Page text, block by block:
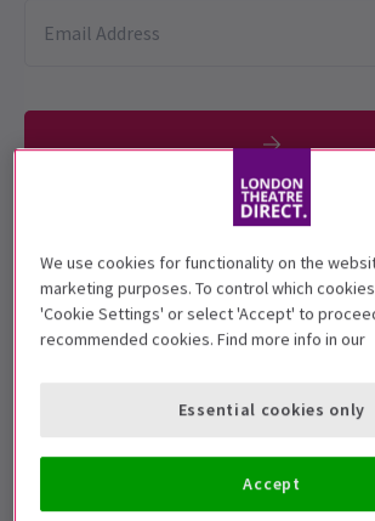
años en el recinto
Fechas de función
30 April - 31 January 2026
Bridge Command
We use cookies for functionality on the
marketing purposes. To control which
'Cookie Settings' or select 'Accept' to
recommended cookies. Find more info in our
Essential cookies only
Accept